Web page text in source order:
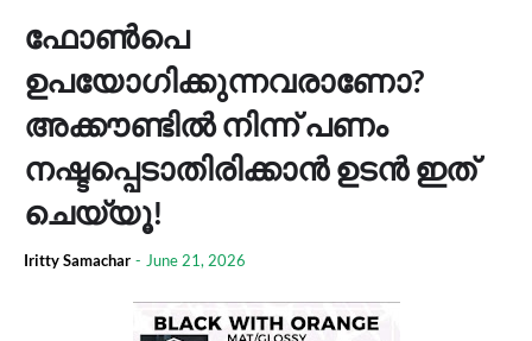
ഫോൺപെ
ഉപയോഗിക്കുന്നവരാണോ?
അക്കൗണ്ടിൽ നിന്ന് പണം
നഷ്ടപ്പെടാതിരിക്കാൻ ഉടൻ ഇത്
ചെയ്യൂ!
Iritty Samachar - June 21, 2026